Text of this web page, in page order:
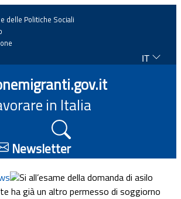
delle Politiche Sociali
IT
in Italia
Newsletter
Si all’esame della domanda di asilo
ha già un altro permesso di soggiorno